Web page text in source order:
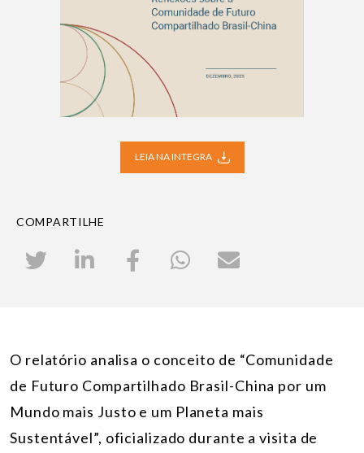
LEIA NA INTEGRA
COMPARTILHE
O relatório analisa o conceito de “Comunidade
de Futuro Compartilhado Brasil-China por um
Mundo mais Justo e um Planeta mais
Sustentável”, oficializado durante a visita de